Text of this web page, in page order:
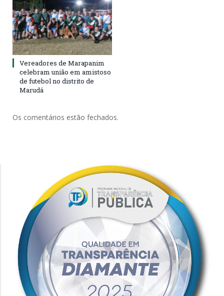
Vereadores de Marapanim
celebram união em amistoso
de futebol no distrito de
Marudá
Os comentários estão fechados.